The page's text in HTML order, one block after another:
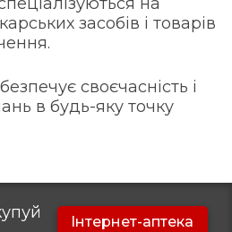
засобів і товарів
своєчасність і
в будь-яку точку
Інтернет-аптека